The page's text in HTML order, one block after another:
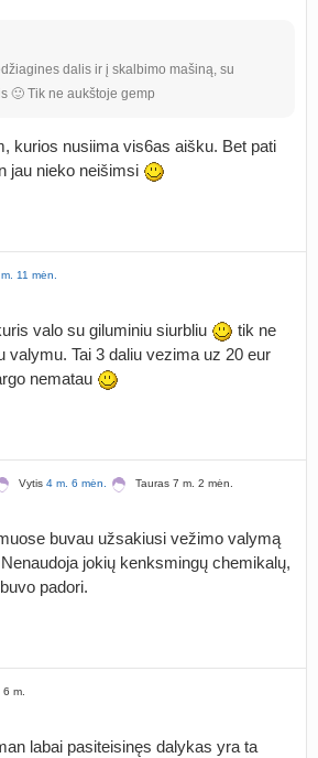
dalis ir į skalbimo mašiną, su
🙂 Tik ne aukštoje gemp
kurios nusiima vis6as aišku. Bet pati
jau nieko neišimsi
11 mėn.
valo su giluminiu siurbliu
tik ne
valymu. Tai 3 daliu vezima uz 20 eur
nematau
Vytis 4 m. 6 mėn. Tauras 7 m. 2 mėn.
buvau užsakiusi vežimo valymą
jokių kenksmingų chemikalų,
padori.
6 m.
labai pasiteisinęs dalykas yra ta